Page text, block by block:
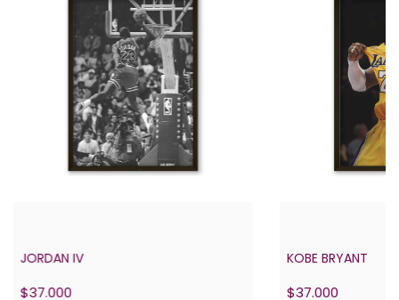
JORDAN IV
$37.000
KOBE BRYANT
$37.000